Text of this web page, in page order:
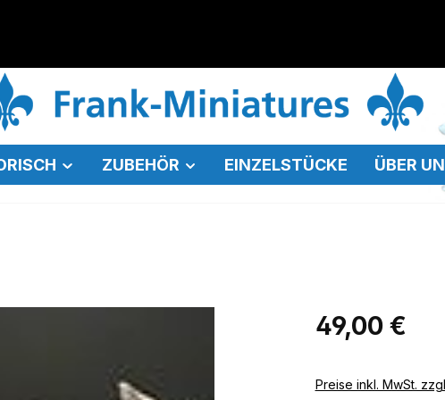
ZUBEHÖR EINZELSTÜCKE ÜBER
Regulärer Preis:
49,00 €
Preise inkl. MwSt.